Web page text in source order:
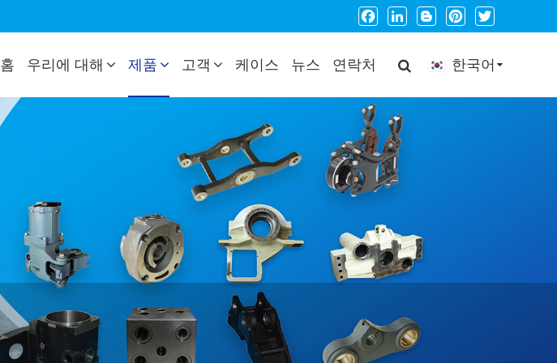
Facebook
LinkedInBloggerPinterestTwitter
홈 우리에 대해 제품 고객 케이스 뉴스 연락처 한국어